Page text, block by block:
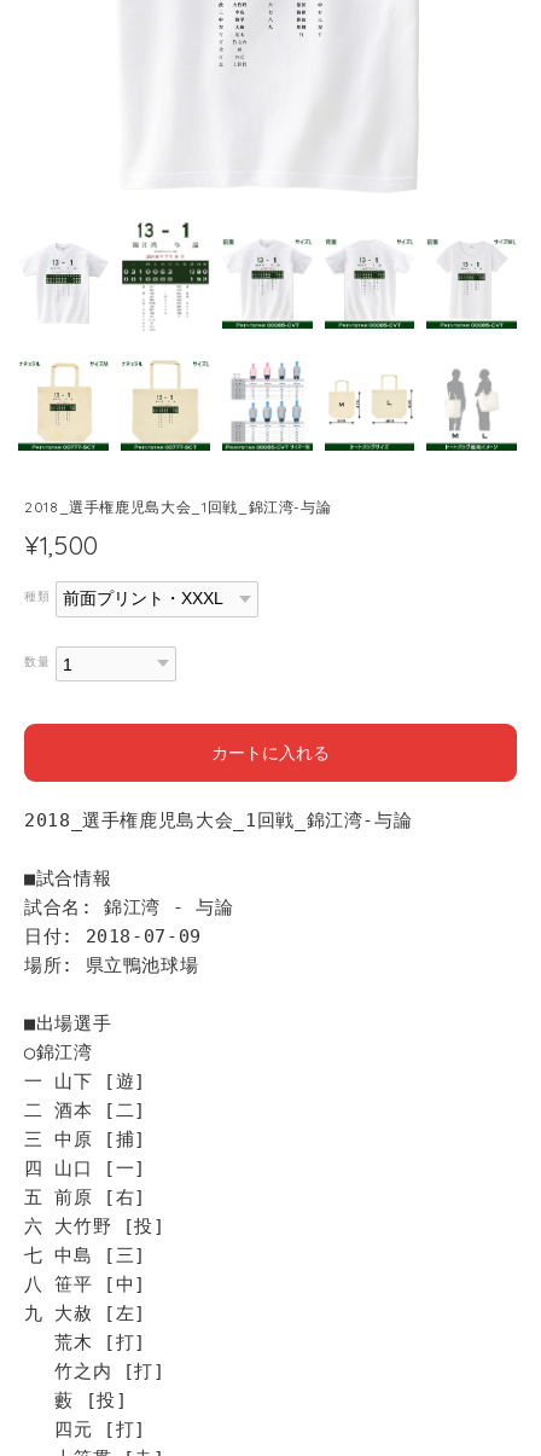
2018_選手権鹿児島大会_1回戦_錦江湾-与論
¥1,500
種類
数量
カートに入れる
2018_選手権鹿児島大会_1回戦_錦江湾-与論
■試合情報
試合名: 錦江湾 - 与論
日付: 2018-07-09
場所: 県立鴨池球場
■出場選手
◯錦江湾
一 山下 [遊]
二 酒本 [二]
三 中原 [捕]
四 山口 [一]
五 前原 [右]
六 大竹野 [投]
七 中島 [三]
八 笹平 [中]
九 大赦 [左]
荒木 [打]
竹之内 [打]
藪 [投]
四元 [打]